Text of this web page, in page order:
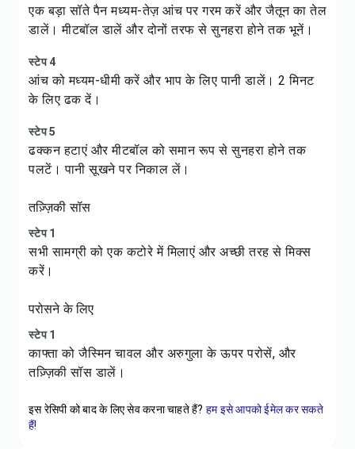
एक बड़ा सॉते पैन मध्यम-तेज़ आंच पर गरम करें और जैतून का तेल
डालें। मीटबॉल डालें और दोनों तरफ से सुनहरा होने तक भूनें।
स्टेप 4
आंच को मध्यम-धीमी करें और भाप के लिए पानी डालें। 2 मिनट
के लिए ढक दें।
स्टेप 5
ढक्कन हटाएं और मीटबॉल को समान रूप से सुनहरा होने तक
पलटें। पानी सूखने पर निकाल लें।
तज़्ज़िकी सॉस
स्टेप 1
सभी सामग्री को एक कटोरे में मिलाएं और अच्छी तरह से मिक्स
करें।
परोसने के लिए
स्टेप 1
काफ्ता को जैस्मिन चावल और अरुगुला के ऊपर परोसें, और
तज़्ज़िकी सॉस डालें।
इस रेसिपी को बाद के लिए सेव करना चाहते हैं? हम इसे आपको ईमेल कर सकते
हैं!